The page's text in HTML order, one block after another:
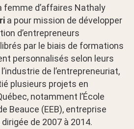
femme d’affaires Nathaly
a pour mission de développer
d’entrepreneurs
par le biais de formations
personnalisés selon leurs
de l’entrepreneuriat,
plusieurs projets en
notamment l’École
Beauce (EEB), entreprise
de 2007 à 2014.